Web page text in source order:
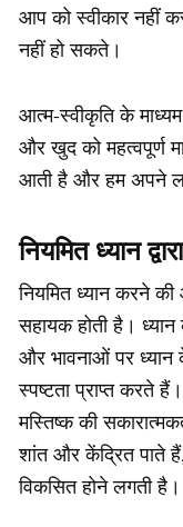
आप को स्वीकार नहीं
नहीं हो सकते।
आत्म-स्वीकृति के
और खुद को महत्वपूर्ण
आती है और हम अपने
नियमित ध्यान
नियमित ध्यान करने
सहायक होती है।
और भावनाओं पर
स्पष्टता प्राप्त करते
मस्तिष्क की
शांत और केंद्रित पाते
विकसित होने लगती है।